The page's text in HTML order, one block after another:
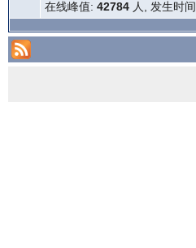
在线峰值: 42784人, 发生时间